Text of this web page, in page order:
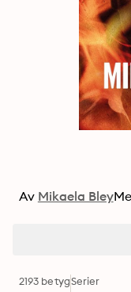
Av Mikaela Bley
2193 betygSerier